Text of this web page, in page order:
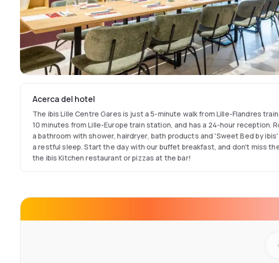
Acerca del hotel
The ibis Lille Centre Gares is just a 5-minute walk from Lille-Flandres
10 minutes from Lille-Europe train station, and has a 24-hour reception.
a bathroom with shower, hairdryer, bath products and 'Sweet Bed by
a restful sleep. Start the day with our buffet breakfast, and don't miss
the ibis Kitchen restaurant or pizzas at the bar!